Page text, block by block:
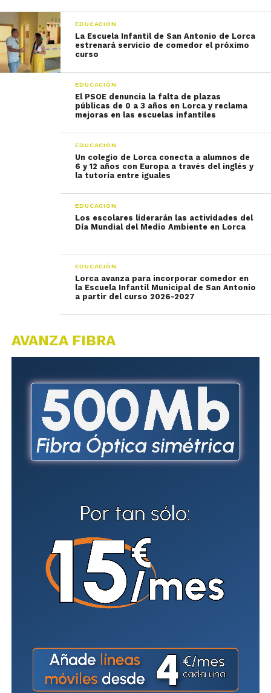
EDUCACIÓN
La Escuela Infantil de San Antonio de Lorca
estrenará servicio de comedor el próximo
curso
EDUCACIÓN
El PSOE denuncia la falta de plazas
públicas de 0 a 3 años en Lorca y reclama
mejoras en las escuelas infantiles
EDUCACIÓN
Un colegio de Lorca conecta a alumnos de
6 y 12 años con Europa a través del inglés y
la tutoría entre iguales
EDUCACIÓN
Los escolares liderarán las actividades del
Día Mundial del Medio Ambiente en Lorca
EDUCACIÓN
Lorca avanza para incorporar comedor en
la Escuela Infantil Municipal de San Antonio
a partir del curso 2026-2027
AVANZA FIBRA